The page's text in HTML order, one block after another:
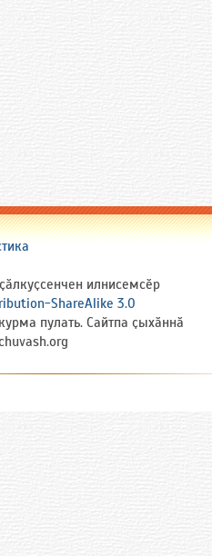
илнисемсӗр
ShareAlike 3.0
пулать. Сайтпа ҫыхӑннӑ